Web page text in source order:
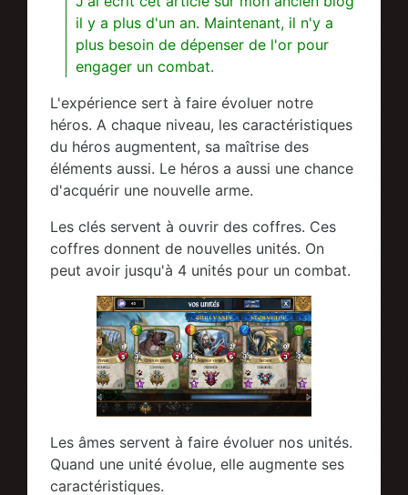
il y a plus d'un an. Maintenant, il n'y a
plus besoin de dépenser de l'or pour
engager un combat.
L'expérience sert à faire évoluer notre
héros. A chaque niveau, les caractéristiques
du héros augmentent, sa maîtrise des
éléments aussi. Le héros a aussi une chance
d'acquérir une nouvelle arme.
Les clés servent à ouvrir des coffres. Ces
coffres donnent de nouvelles unités. On
peut avoir jusqu'à 4 unités pour un combat.
Les âmes servent à faire évoluer nos unités.
Quand une unité évolue, elle augmente ses
caractéristiques.